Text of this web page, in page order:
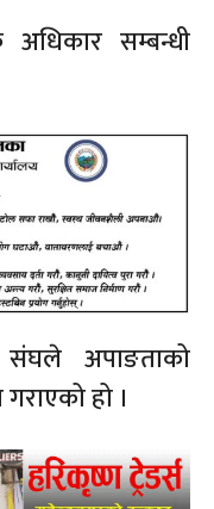
सम्बन्धी
अपाङताको
हो ।